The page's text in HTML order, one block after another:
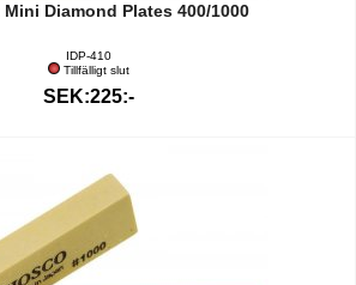
Mini Diamond Plates 400/1000
IDP-410
Tillfälligt slut
SEK:225:-